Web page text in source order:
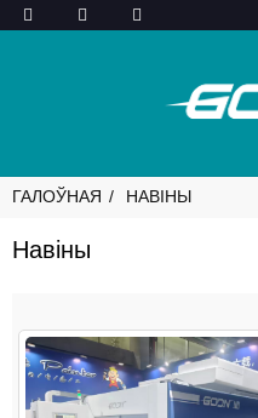
ГАЛОЎНАЯ НАВІНЫ
Навіны